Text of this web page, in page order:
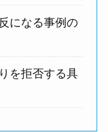
になる事例の
を拒否する具